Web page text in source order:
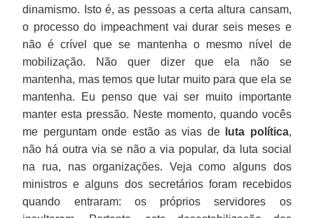
dinamismo. Isto é, as pessoas a certa altura cansam,
o processo do impeachment vai durar seis meses e
não é crível que se mantenha o mesmo nível de
mobilização. Não quer dizer que ela não se
mantenha, mas temos que lutar muito para que ela se
mantenha. Eu penso que vai ser muito importante
manter esta pressão. Neste momento, quando vocês
me perguntam onde estão as vias de
luta política,
não há outra via se não a via popular, da luta social
na rua, nas organizações. Veja como alguns dos
ministros e alguns dos secretários foram recebidos
quando entraram: os próprios servidores os